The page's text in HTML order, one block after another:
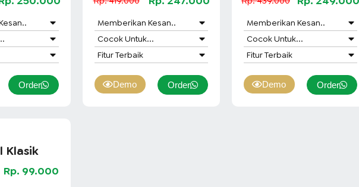
Order
Memberikan Kesan..
Cocok Untuk...
Fitur Terbaik
Demo Order
Memberikan Kesan..
Cocok Untuk...
Fitur Terbaik
Demo Order
Klasik
Rp. 99.000